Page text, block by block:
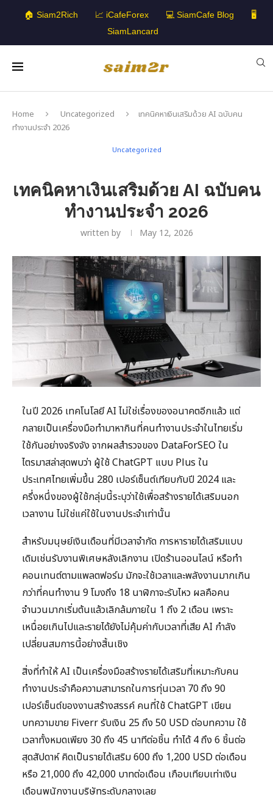
🏠 Siam2Rich 📈 iCafeForex 💻 SiamCafe Blog
🖥️
SiamLancard
Home Uncategorized
เทคนิคหาเงินเสริมด้วย AI ฉบับคน
ทำงานประจำ 2026
Uncategorized
เทคนิคหาเงินเสริมด้วย AI ฉบับคน
ทำงานประจำ 2026
written by May 12, 2026
ในปี 2026 เทคโนโลยี AI ไม่ใช่เรื่องของอนาคตอีกแล้ว แต่
กลายเป็นเครื่องมือทำมาหากินที่คนทำงานประจำในไทยเริ่ม
ใช้กันอย่างจริงจัง จากผลสำรวจของ DataForSEO ใน
ไตรมาสล่าสุดพบว่า ผู้ใช้ ChatGPT แบบ Plus ใน
ประเทศไทยเพิ่มขึ้น 280 เปอร์เซ็นต์เทียบกับปี 2024 และ
ครึ่งหนึ่งของผู้ใช้กลุ่มนี้ระบุว่าใช้เพื่อสร้างรายได้เสริมนอก
เวลางาน ไม่ใช่แค่ใช้ในงานประจำเท่านั้น
สำหรับมนุษย์เงินเดือนที่มีเวลาจำกัด การหารายได้เสริมแบบ
เดิมเช่นรับงานพิเศษหลังเลิกงาน เปิดร้านออนไลน์ หรือทำ
คอนเทนต์ตามแพลตฟอร์ม มักจะใช้เวลาและพลังงานมากเกิน
กว่าที่คนทำงาน 9 โมงถึง 18 นาฬิกาจะรับไหว ผลคือคน
จำนวนมากเริ่มต้นแล้วเลิกล้มภายใน 1 ถึง 2 เดือน เพราะ
เหนื่อยเกินไปและรายได้ยังไม่คุ้มค่ากับเวลาที่เสีย AI กำลัง
เปลี่ยนสมการนี้อย่างสิ้นเชิง
สิ่งที่ทำให้ AI เป็นเครื่องมือสร้างรายได้เสริมที่เหมาะกับคน
ทำงานประจำคือความสามารถในการทุ่นเวลา 70 ถึง 90
เปอร์เซ็นต์ของงานสร้างสรรค์ คนที่ใช้ ChatGPT เขียน
บทความขาย Fiverr รับเงิน 25 ถึง 50 USD ต่อบทความ ใช้
เวลาทั้งหมดเพียง 30 ถึง 45 นาทีต่อชิ้น ทำได้ 4 ถึง 6 ชิ้นต่อ
สุดสัปดาห์ คิดเป็นรายได้เสริม 600 ถึง 1,200 USD ต่อเดือน
หรือ 21,000 ถึง 42,000 บาทต่อเดือน เกือบเทียบเท่าเงิน
เดือนพนักงานบริษัทระดับกลางเลย